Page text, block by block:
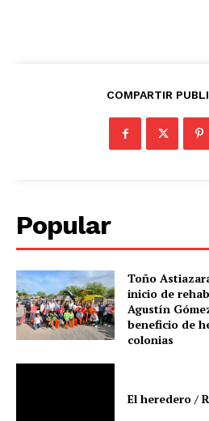
COMPARTIR
Popular
Toño
inicio de
Agustín
beneficio de
colonias
El heredero /